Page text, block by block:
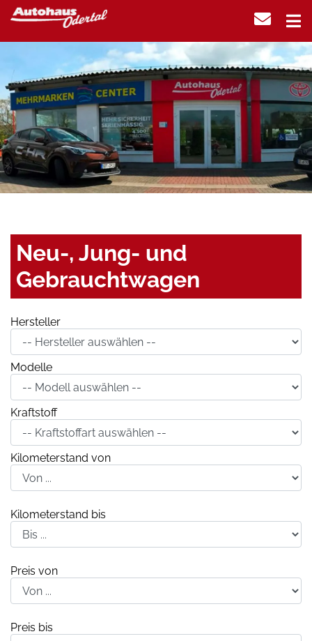
Neu-, Jung- und
Gebrauchtwagen
Hersteller
Modelle
Kraftstoff
Kilometerstand von
Kilometerstand bis
Preis von
Preis bis